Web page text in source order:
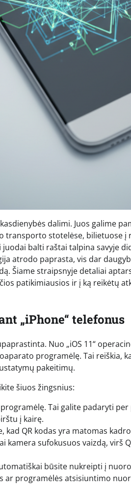
dalimi. Juos galime
transporto stotelėse, bilietuose į
balti raštai talpina savyje
atrodo paprasta, vis dar
Šiame straipsnyje detaliai
patikimiausios ir į ką reikėtų
„iPhone“ telefonus
Nuo „iOS 11“
programėlę. Tai reiškia,
pakeitimų.
šiuos žingsnius:
Tai galite padaryti
į kairę.
kad QR kodas yra matomas
kamera sufokusuos vaizdą, virš
būsite nukreipti į
ar programėlės atsisiuntimo